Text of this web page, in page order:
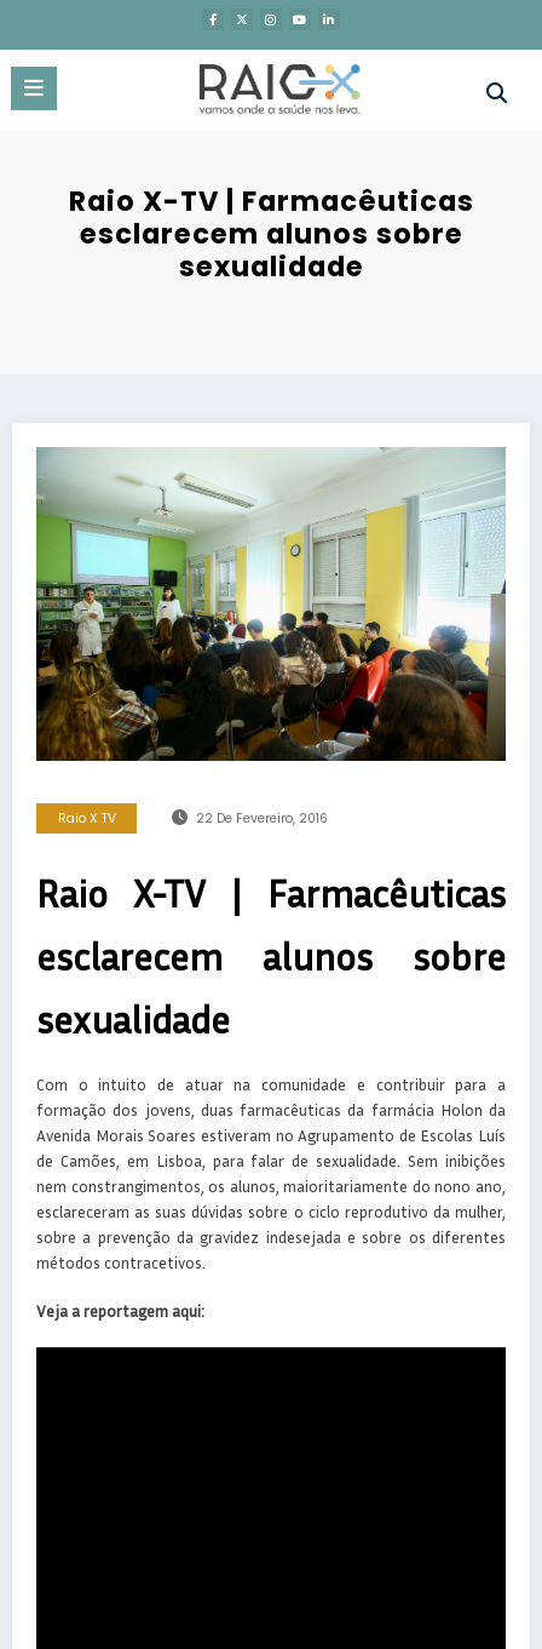
o
conteúdo
Raio X-TV | Farmacêuticas
esclarecem alunos sobre
sexualidade
Raio X TV 22 De Fevereiro, 2016
Raio X-TV | Farmacêuticas
esclarecem alunos sobre
sexualidade
Com o intuito de atuar na comunidade e contribuir para a
formação dos jovens, duas farmacêuticas da farmácia Holon da
Avenida Morais Soares estiveram no Agrupamento de Escolas Luís
de Camões, em Lisboa, para falar de sexualidade. Sem inibições
nem constrangimentos, os alunos, maioritariamente do nono ano,
esclareceram as suas dúvidas sobre o ciclo reprodutivo da mulher,
sobre a prevenção da gravidez indesejada e sobre os diferentes
métodos contracetivos.
Veja a reportagem aqui: